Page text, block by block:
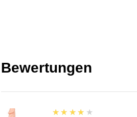
Bewertungen
4
★★★★★